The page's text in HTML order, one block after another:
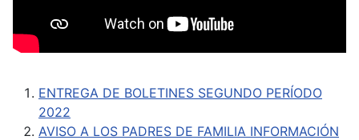
ENTREGA DE BOLETINES SEGUNDO PERÍODO
2022
AVISO A LOS PADRES DE FAMILIA INFORMACIÓN